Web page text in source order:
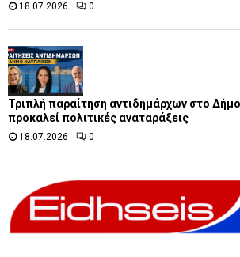
18.07.2026 0
Τριπλή παραίτηση αντιδημάρχων στο
προκαλεί πολιτικές αναταράξεις
18.07.2026 0